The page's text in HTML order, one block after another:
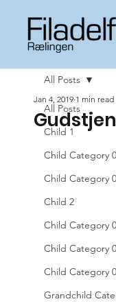
All Posts
Child 1
Child Category
Child Category
Child 2
Child Category
Child Category
Child Category
Grandchild
All Posts
Jan 4, 2019 1 min read